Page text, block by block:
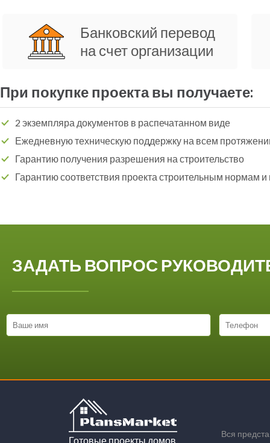
Банковский перевод
на счет организации
При покупке проекта вы получаете:
2 экземпляра документов в распечатанном виде
Ежедневную техническую поддержку на всем
Гарантию получения разрешения на строительство
Гарантию соответствия проекта строительным нормам
ЗАДАТЬ ВОПРОС
Готовые проекты домов
Вся